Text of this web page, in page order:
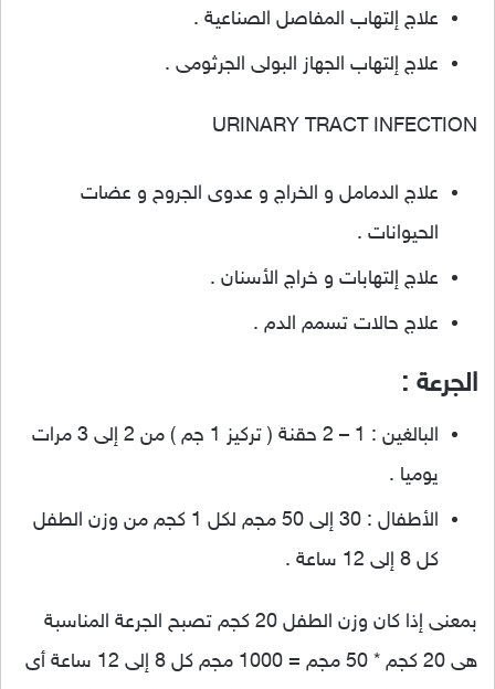
علاج إلتهاب المفاصل الصناعية .
علاج إلتهاب الجهاز البولى الجرثومى .
URINARY TRACT INFECTION
علاج الدمامل و الخراج و عدوى الجروح و عضات
الحيوانات .
علاج إلتهابات و خراج الأسنان .
علاج حالات تسمم الدم .
الجرعة :
البالغين : 1 – 2 حقنة ( تركيز 1 جم ) من 2 إلى 3 مرات
يوميا .
الأطفال : 30 إلى 50 مجم لكل 1 كجم من وزن الطفل
كل 8 إلى 12 ساعة .
بمعنى إذا كان وزن الطفل 20 كجم تصبح الجرعة المناسبة
هى 20 كجم * 50 مجم = 1000 مجم كل 8 إلى 12 ساعة أى